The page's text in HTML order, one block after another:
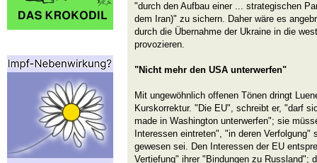
"durch den Aufbau einer ... strategischen
dem Iran)" zu sichern. Daher wäre es
durch die Übernahme der Ukraine in die
provozieren.
"Nicht mehr den USA unterwerfen"
Mit ungewöhnlich offenen Tönen dringt
Kurskorrektur. "Die EU", schreibt er, "darf
made in Washington unterwerfen"; sie
Interessen eintreten", "in deren
gewesen sei. Den Interessen der EU
Vertiefung" ihrer "Bindungen zu Russland";